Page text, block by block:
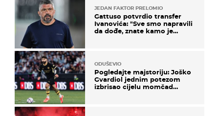
JEDAN FAKTOR PRELOMIO
Gattuso potvrdio transfer
Ivanovića: "Sve smo napravili
da dođe, znate kamo je
ODUŠEVIO
Pogledajte majstoriju: Joško
Gvardiol jednim potezom
izbrisao cijelu momčad